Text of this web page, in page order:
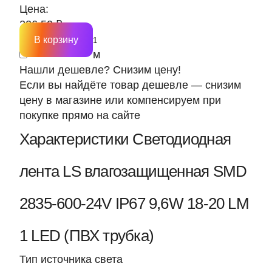
Цена:
226.50 ₽
м
В корзину
Нашли дешевле? Снизим цену!
Если вы найдёте товар дешевле — снизим
цену в магазине или компенсируем при
покупке прямо на сайте
Характеристики Светодиодная
лента LS влагозащищенная SMD
2835-600-24V IP67 9,6W 18-20 LM
1 LED (ПВХ трубка)
Тип источника света